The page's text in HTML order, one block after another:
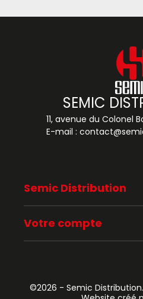
Semic Distribution
Votre compte
SEMIC
11, avenue du Colonel
E-mail :
©2026 - Semic